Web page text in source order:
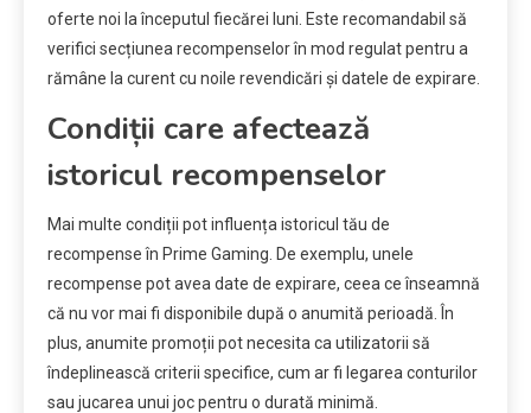
oferte noi la începutul fiecărei luni. Este recomandabil să
verifici secțiunea recompenselor în mod regulat pentru a
rămâne la curent cu noile revendicări și datele de expirare.
Condiții care afectează
istoricul recompenselor
Mai multe condiții pot influența istoricul tău de
recompense în Prime Gaming. De exemplu, unele
recompense pot avea date de expirare, ceea ce înseamnă
că nu vor mai fi disponibile după o anumită perioadă. În
plus, anumite promoții pot necesita ca utilizatorii să
îndeplinească criterii specifice, cum ar fi legarea conturilor
sau jucarea unui joc pentru o durată minimă.